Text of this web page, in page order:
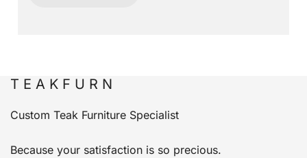
T E A K F U R N
Custom Teak Furniture Specialist
Because your satisfaction is so precious.